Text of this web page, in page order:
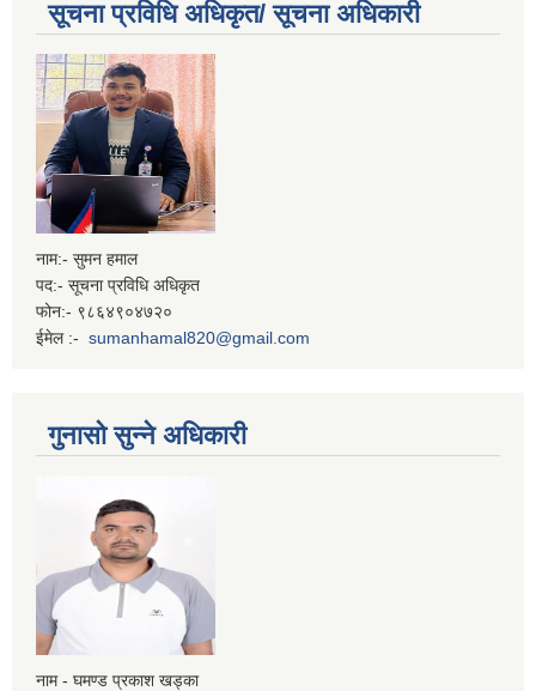
सूचना प्रविधि अधिकृत/ सूचना अधिकारी
नाम:- सुमन हमाल
पद:- सूचना प्रविधि अधिकृत
फोन:- ९८६४९०४७२०
ईमेल :- sumanhamal820@gmail.com
गुनासो सुन्ने अधिकारी
नाम - घमण्ड प्रकाश खड्का